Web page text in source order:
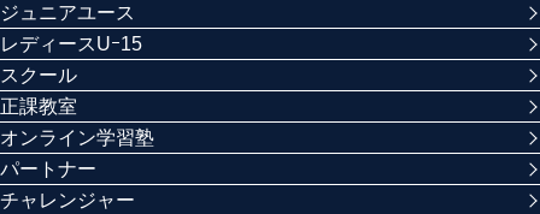
ジュニアユース
レディースUｰ15
スクール
正課教室
オンライン学習塾
パートナー
チャレンジャー